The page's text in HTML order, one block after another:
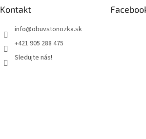
Kontakt
info@obuvstonozka.sk
+421 905 288 475
Sledujte nás!